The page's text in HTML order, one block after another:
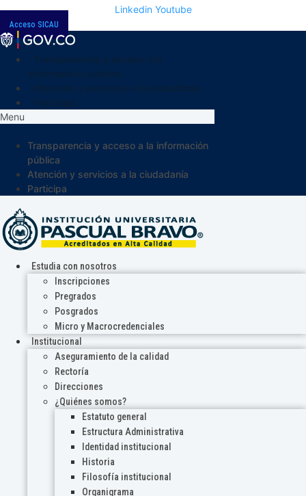
Linkedin Youtube
Acceso SICAU
Menu
Transparencia y acceso a la información
pública
Atención y servicios a la ciudadanía
Participa
Estudia con nosotros
Inscripciones
Pregrados
Posgrados
Micro y Macrocredenciales
Institucional
Aseguramiento de la calidad
Rectoría
Direcciones
¿Quiénes somos?
Estatuto general
Estructura Administrativa
Identidad institucional
Historia
Filosofía institucional
Organigrama